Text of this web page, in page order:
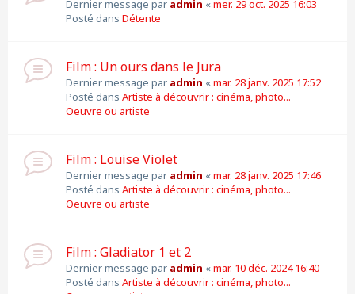
Dernier message par admin «mer. 29 oct. 2025 16:03
Posté dans Détente
Film : Un ours dans le Jura
Dernier message par admin «mar. 28 janv. 2025 17:52
Posté dans Artiste à découvrir : cinéma, photo...
Oeuvre ou artiste
Film : Louise Violet
Dernier message par admin «mar. 28 janv. 2025 17:46
Posté dans Artiste à découvrir : cinéma, photo...
Oeuvre ou artiste
Film : Gladiator 1 et 2
Dernier message par admin «mar. 10 déc. 2024 16:40
Posté dans Artiste à découvrir : cinéma, photo...